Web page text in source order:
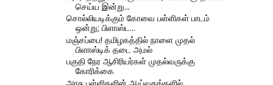
செய்ய இன்று...
சொல்லியடிக்கும் கோவை பள்ளிகள் பாடம்
ஒன்று; பிளாஸ்ட...
மஞ்சப்பை! தமிழகத்தில் நாளை முதல்
பிளாஸ்டிக் தடை அமல்
பகுதி நேர ஆசிரியர்கள் முதல்வருக்கு
கோரிக்கை
அரசு பள்ளிகளின் ஆய்வகங்களில்,